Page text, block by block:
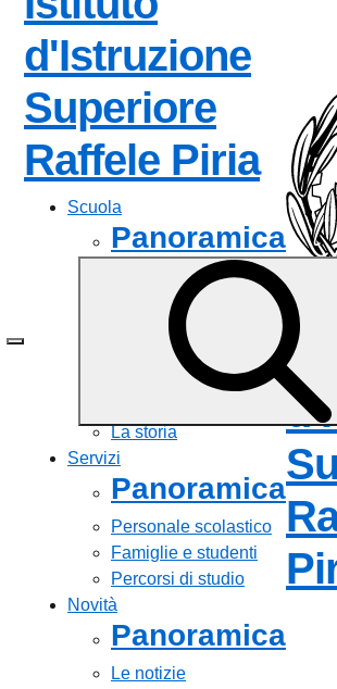
d'Istruzione
Superiore
Raffele Piria—
Scuola
Panoramica
Presentazione
Le persone
I numeri della scuola
Le carte della scuola
La storia
Servizi
Panoramica
Personale scolastico
Famiglie e studenti
Percorsi di studio
Novità
Panoramica
Le notizie